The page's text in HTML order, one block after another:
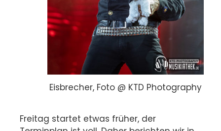
Eisbrecher, Foto @ KTD Photography
Freitag startet etwas früher, der